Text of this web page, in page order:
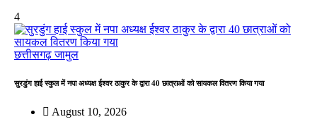
4
छत्तीसगढ़जामुल
सुरडुंग हाई स्कुल में नपा अध्यक्ष ईश्वर ठाकुर के द्वारा 40 छात्राओं को सायकल वितरण किया गया
August 10, 2026